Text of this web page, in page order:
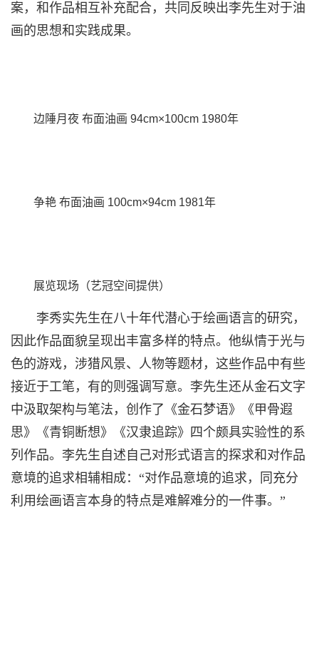
案，和作品相互补充配合，共同反映出李先生对于油
画的思想和实践成果。
边陲月夜 布面油画 94cm×100cm 1980年
争艳 布面油画 100cm×94cm 1981年
展览现场（艺冠空间提供）
李秀实先生在八十年代潜心于绘画语言的研究，
因此作品面貌呈现出丰富多样的特点。他纵情于光与
色的游戏，涉猎风景、人物等题材，这些作品中有些
接近于工笔，有的则强调写意。李先生还从金石文字
中汲取架构与笔法，创作了《金石梦语》《甲骨遐
思》《青铜断想》《汉隶追踪》四个颇具实验性的系
列作品。李先生自述自己对形式语言的探求和对作品
意境的追求相辅相成：“对作品意境的追求，同充分
利用绘画语言本身的特点是难解难分的一件事。”